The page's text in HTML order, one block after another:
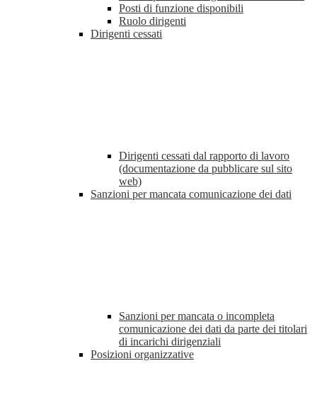
Posti di funzione disponibili
Ruolo dirigenti
Dirigenti cessati
Dirigenti cessati dal rapporto di lavoro
(documentazione da pubblicare sul sito
web)
Sanzioni per mancata comunicazione dei dati
Sanzioni per mancata o incompleta
comunicazione dei dati da parte dei titolari
di incarichi dirigenziali
Posizioni organizzative